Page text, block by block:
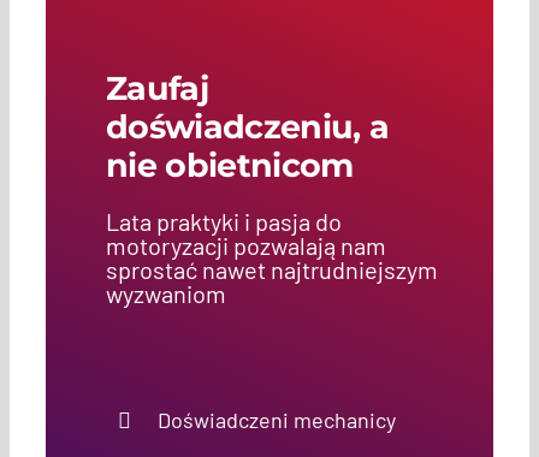
Zaufaj
doświadczeniu, a
nie obietnicom
Lata praktyki i pasja do
motoryzacji pozwalają nam
sprostać nawet najtrudniejszym
wyzwaniom
Doświadczeni mechanicy